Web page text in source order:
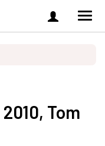
Zaloguj
się
Tom